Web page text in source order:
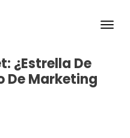
¿Estrella De
De Marketing